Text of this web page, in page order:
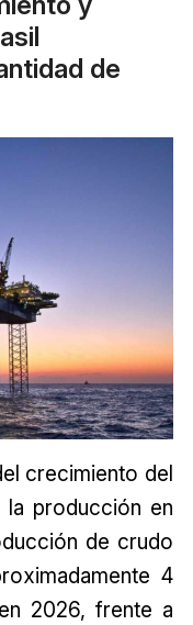
de
crecimiento del
producción en
de crudo
4
2026, frente a